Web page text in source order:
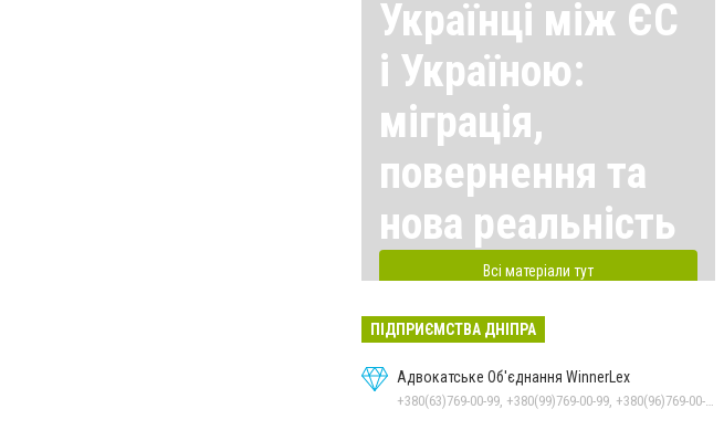
Українці між ЄС
і Україною:
міграція,
повернення та
нова реальність
Всі матеріали тут
ПІДПРИЄМСТВА ДНІПРА
Адвокатське Об'єднання WinnerLex